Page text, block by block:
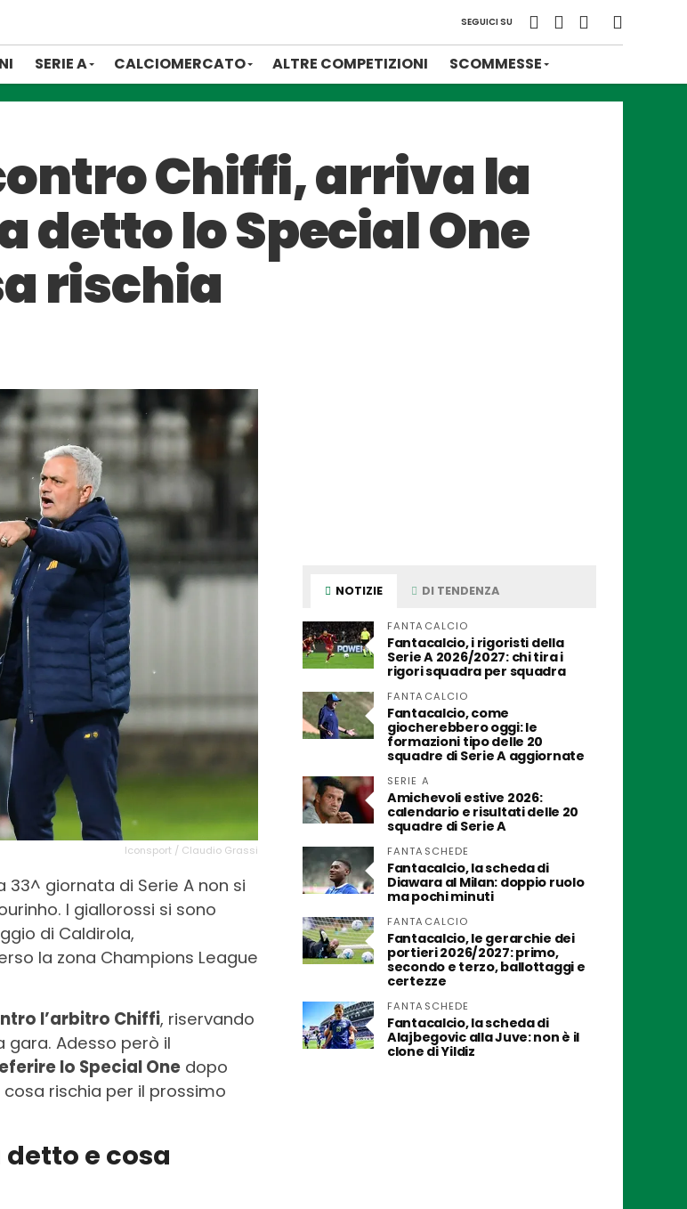
SEGUICI SU
SERIE A CALCIOMERCATO ALTRE COMPETIZIONI SCOMMESSE
Chiffi, arriva la
detto lo Special One
rischia
Iconsport / Claudio Grassi
33^ giornata di Serie A non si
I giallorossi si sono
di Caldirola,
la zona Champions League
l’arbitro Chiffi, riservando
gara. Adesso però il
lo Special One dopo
rischia per il prossimo
e cosa
NOTIZIE DI TENDENZA
FANTACALCIO
Fantacalcio, i rigoristi della
Serie A 2026/2027: chi tira i
rigori squadra per squadra
FANTACALCIO
Fantacalcio, come
giocherebbero oggi: le
formazioni tipo delle 20
squadre di Serie A aggiornate
SERIE A
Amichevoli estive 2026:
calendario e risultati delle 20
squadre di Serie A
FANTASCHEDE
Fantacalcio, la scheda di
Diawara al Milan: doppio ruolo
ma pochi minuti
FANTACALCIO
Fantacalcio, le gerarchie dei
portieri 2026/2027: primo,
secondo e terzo, ballottaggi e
certezze
FANTASCHEDE
Fantacalcio, la scheda di
Alajbegovic alla Juve: non è il
clone di Yildiz